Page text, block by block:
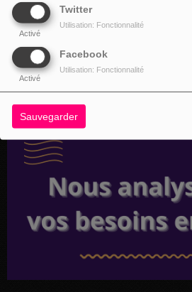
Twitter
Activé
Utilisation: Fonctionnalité
Facebook
Activé
Utilisation: Fonctionnalité
Sauvegarder